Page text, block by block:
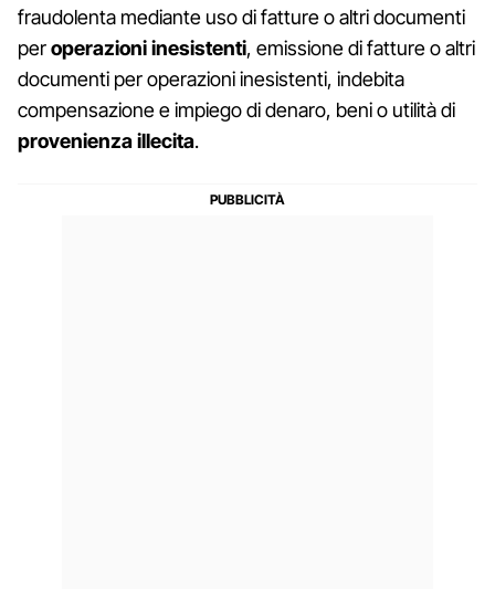
fraudolenta mediante uso di fatture o altri documenti
peroperazioni inesistenti, emissione di fatture o altri
documenti per operazioni inesistenti, indebita
compensazione e impiego di denaro, beni o utilità di
provenienza illecita.